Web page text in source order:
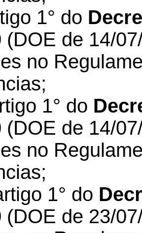
1° do
(DOE de 14/
no
1° do
(DOE de 14/
no
1° do
(DOE de 23/